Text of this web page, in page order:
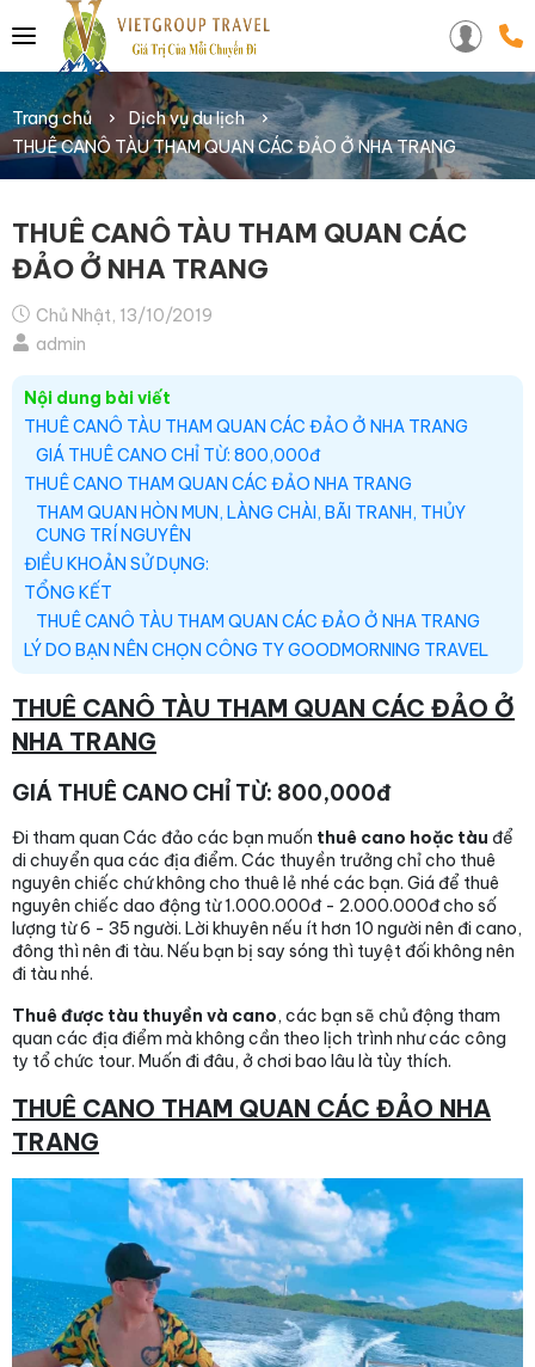
Trang chủ
Dịch vụ du lịch
THUÊ CANÔ TÀU THAM QUAN CÁC ĐẢO Ở NHA TRANG
THUÊ CANÔ TÀU THAM QUAN CÁC
ĐẢO Ở NHA TRANG
Chủ Nhật, 13/10/2019
admin
Nội dung bài viết
THUÊ CANÔ TÀU THAM QUAN CÁC ĐẢO Ở NHA TRANG
GIÁ THUÊ CANO CHỈ TỪ: 800,000đ
THUÊ CANO THAM QUAN CÁC ĐẢO NHA TRANG
THAM QUAN HÒN MUN, LÀNG CHÀI, BÃI TRANH, THỦY
CUNG TRÍ NGUYÊN
ĐIỀU KHOẢN SỬ DỤNG:
TỔNG KẾT
THUÊ CANÔ TÀU THAM QUAN CÁC ĐẢO Ở NHA TRANG
LÝ DO BẠN NÊN CHỌN CÔNG TY GOODMORNING TRAVEL
THUÊ CANÔ TÀU THAM QUAN CÁC ĐẢO Ở
NHA TRANG
GIÁ THUÊ CANO CHỈ TỪ: 800,000đ
Đi tham quan Các đảo các bạn muốn thuê cano hoặc tàu để
di chuyển qua các địa điểm. Các thuyền trưởng chỉ cho thuê
nguyên chiếc chứ không cho thuê lẻ nhé các bạn. Giá để thuê
nguyên chiếc dao động từ 1.000.000đ - 2.000.000đ cho số
lượng từ 6 - 35 người. Lời khuyên nếu ít hơn 10 người nên đi cano,
đông thì nên đi tàu. Nếu bạn bị say sóng thì tuyệt đối không nên
đi tàu nhé.
Thuê được tàu thuyền và cano, các bạn sẽ chủ động tham
quan các địa điểm mà không cần theo lịch trình như các công
ty tổ chức tour. Muốn đi đâu, ở chơi bao lâu là tùy thích.
THUÊ CANO THAM QUAN CÁC ĐẢO NHA
TRANG